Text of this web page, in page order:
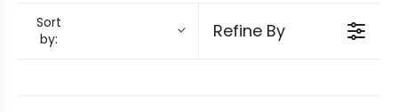
Sort
by:
Refine By